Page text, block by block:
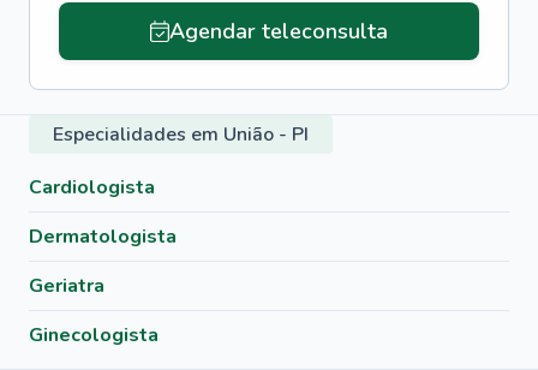
Agendar teleconsulta
Especialidades em União - PI
Cardiologista
Dermatologista
Geriatra
Ginecologista